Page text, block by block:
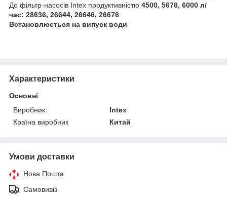
До фільтр-насосів Intex продуктивністю 4500, 5678, 6000 л/
час: 28636, 26644, 26646, 26676
Встановлюється на випуск води
Характеристики
Основні
Виробник
Intex
Країна виробник
Китай
Умови доставки
Нова Пошта
Самовивіз